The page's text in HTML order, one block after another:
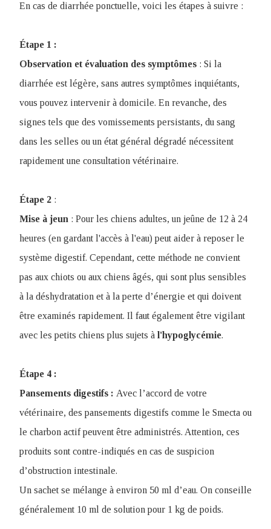
En cas de diarrhée ponctuelle, voici les étapes à suivre :
Étape 1 :
Observation et évaluation des symptômes : Si la
diarrhée est légère, sans autres symptômes inquiétants,
vous pouvez intervenir à domicile. En revanche, des
signes tels que des vomissements persistants, du sang
dans les selles ou un état général dégradé nécessitent
rapidement une consultation vétérinaire.
Étape 2 :
Mise à jeun : Pour les chiens adultes, un jeûne de 12 à 24
heures (en gardant l'accès à l'eau) peut aider à reposer le
système digestif. Cependant, cette méthode ne convient
pas aux chiots ou aux chiens âgés, qui sont plus sensibles
à la déshydratation et à la perte d’énergie et qui doivent
être examinés rapidement. Il faut également être vigilant
avec les petits chiens plus sujets à l'hypoglycémie.
Étape 4 :
Pansements digestifs : Avec l’accord de votre
vétérinaire, des pansements digestifs comme le Smecta ou
le charbon actif peuvent être administrés. Attention, ces
produits sont contre-indiqués en cas de suspicion
d’obstruction intestinale.
Un sachet se mélange à environ 50 ml d’eau. On conseille
généralement 10 ml de solution pour 1 kg de poids.